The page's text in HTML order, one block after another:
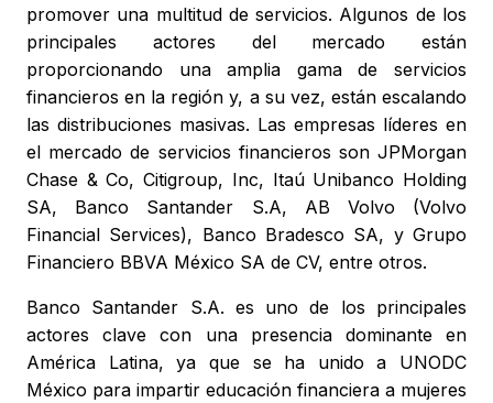
promover una multitud de servicios. Algunos de los
principales actores del mercado están
proporcionando una amplia gama de servicios
financieros en la región y, a su vez, están escalando
las distribuciones masivas. Las empresas líderes en
el mercado de servicios financieros son JPMorgan
Chase & Co, Citigroup, Inc, Itaú Unibanco Holding
SA, Banco Santander S.A, AB Volvo (Volvo
Financial Services), Banco Bradesco SA, y Grupo
Financiero BBVA México SA de CV, entre otros.
Banco Santander S.A. es uno de los principales
actores clave con una presencia dominante en
América Latina, ya que se ha unido a UNODC
México para impartir educación financiera a mujeres